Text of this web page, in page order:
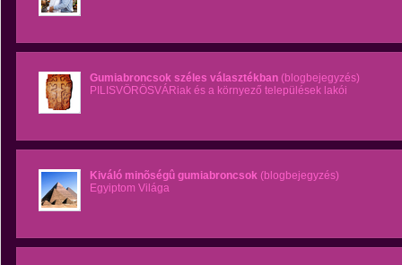
Gumiabroncsok széles választékban (blogbejegyzés)
PILISVÖRÖSVÁRiak és a környező települések lakói
Kiváló minõségû gumiabroncsok (blogbejegyzés)
Egyiptom Világa